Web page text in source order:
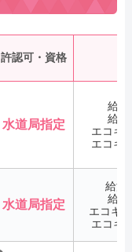
許認可・資格
水道局指定
給
給
エコキ
エコキ
水道局指定
給湯
給
エコキ
エコキ